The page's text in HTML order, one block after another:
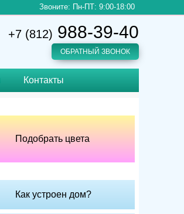
Звоните: Пн-ПТ: 9:00-18:00
+7 (812) 988-39-40
ОБРАТНЫЙ ЗВОНОК
Контакты
Подобрать цвета
Как устроен дoм?